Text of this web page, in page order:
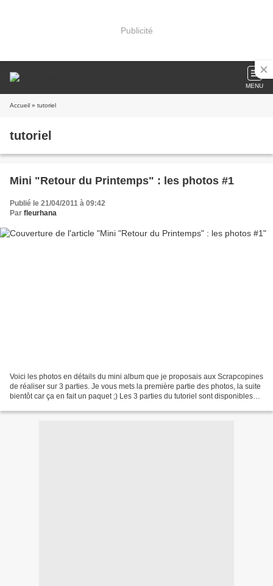
Publicité
MENU
Accueil » tutoriel
tutoriel
Mini "Retour du Printemps" : les photos #1
Publié le 21/04/2011 à 09:42
Par fleurhana
Voici les photos en détails du mini album que je proposais aux Scrapcopines
de réaliser sur 3 parties. Je vous mets la première partie des photos, la suite
bientôt car ça en fait un paquet ;) Les 3 parties du tutoriel sont disponibles